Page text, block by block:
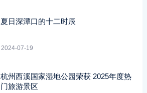
夏日深潭口的十二时辰
2024-07-19
杭州西溪国家湿地公园荣获 2025年度热
门旅游景区